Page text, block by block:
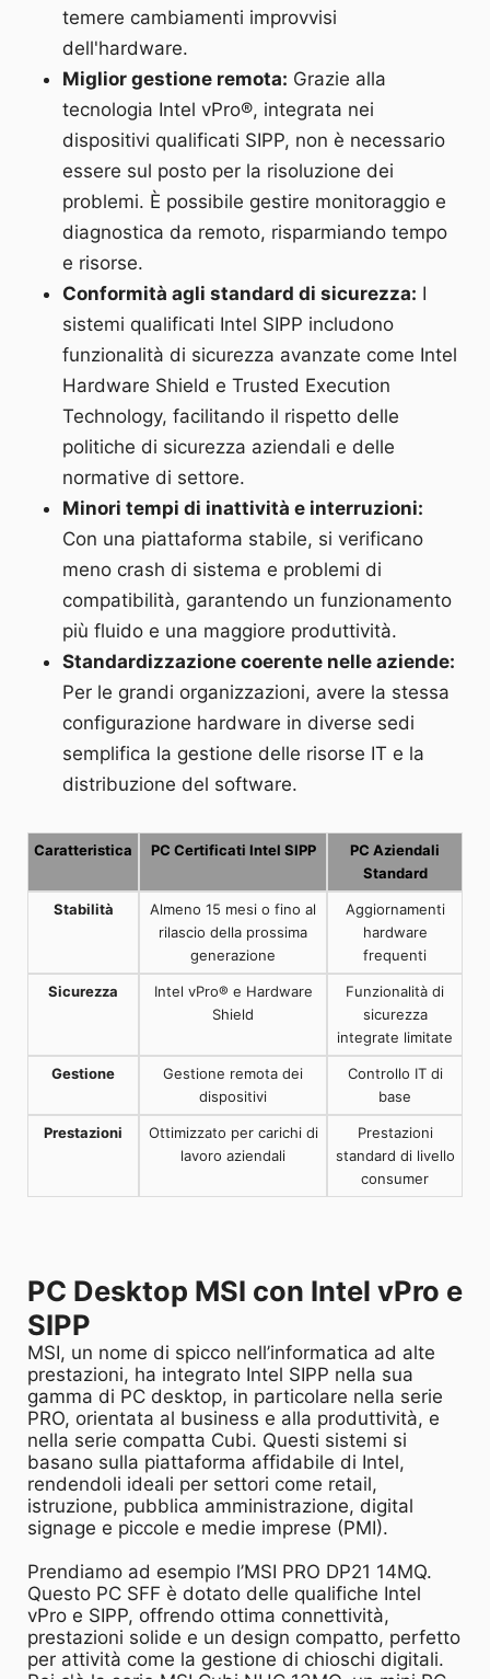
temere cambiamenti improvvisi
dell'hardware.
Miglior gestione remota: Grazie alla
tecnologia Intel vPro®, integrata nei
dispositivi qualificati SIPP, non è necessario
essere sul posto per la risoluzione dei
problemi. È possibile gestire monitoraggio e
diagnostica da remoto, risparmiando tempo
e risorse.
Conformità agli standard di sicurezza: I
sistemi qualificati Intel SIPP includono
funzionalità di sicurezza avanzate come Intel
Hardware Shield e Trusted Execution
Technology, facilitando il rispetto delle
politiche di sicurezza aziendali e delle
normative di settore.
Minori tempi di inattività e interruzioni:
Con una piattaforma stabile, si verificano
meno crash di sistema e problemi di
compatibilità, garantendo un funzionamento
più fluido e una maggiore produttività.
Standardizzazione coerente nelle aziende:
Per le grandi organizzazioni, avere la stessa
configurazione hardware in diverse sedi
semplifica la gestione delle risorse IT e la
distribuzione del software.
Caratteristica PC Certificati Intel SIPP
PC Aziendali
Standard
Stabilità
Almeno 15 mesi o fino al
rilascio della prossima
generazione
Aggiornamenti
hardware
frequenti
Sicurezza
Intel vPro® e Hardware
Shield
Funzionalità di
sicurezza
integrate limitate
Gestione
Gestione remota dei
dispositivi
Controllo IT di
base
Prestazioni
Ottimizzato per carichi di
lavoro aziendali
Prestazioni
standard di livello
consumer
PC Desktop MSI con Intel vPro e
SIPP
MSI, un nome di spicco nell’informatica ad alte
prestazioni, ha integrato Intel SIPP nella sua
gamma di PC desktop, in particolare nella serie
PRO, orientata al business e alla produttività, e
nella serie compatta Cubi. Questi sistemi si
basano sulla piattaforma affidabile di Intel,
rendendoli ideali per settori come retail,
istruzione, pubblica amministrazione, digital
signage e piccole e medie imprese (PMI).
Prendiamo ad esempio l’MSI PRO DP21 14MQ.
Questo PC SFF è dotato delle qualifiche Intel
vPro e SIPP, offrendo ottima connettività,
prestazioni solide e un design compatto, perfetto
per attività come la gestione di chioschi digitali.